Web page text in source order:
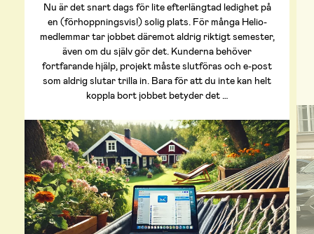
Nu är det snart dags för lite efterlängtad ledighet på
en (förhoppningsvis!) solig plats. För många Helio-
medlemmar tar jobbet däremot aldrig riktigt semester,
även om du själv gör det. Kunderna behöver
fortfarande hjälp, projekt måste slutföras och e-post
som aldrig slutar trilla in. Bara för att du inte kan helt
koppla bort jobbet betyder det …